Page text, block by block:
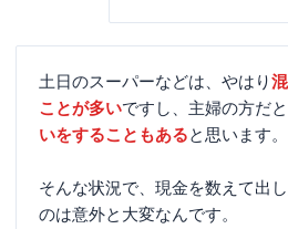
土日のスーパーなどは、やはり
ことが多いですし、主婦の方だと
いをすることもあると思います。
そんな状況で、現金を数えて出
のは意外と大変なんです。